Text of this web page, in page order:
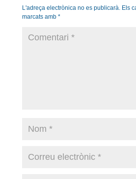
L'adreça electrònica no es publicarà. Els
marcats amb *